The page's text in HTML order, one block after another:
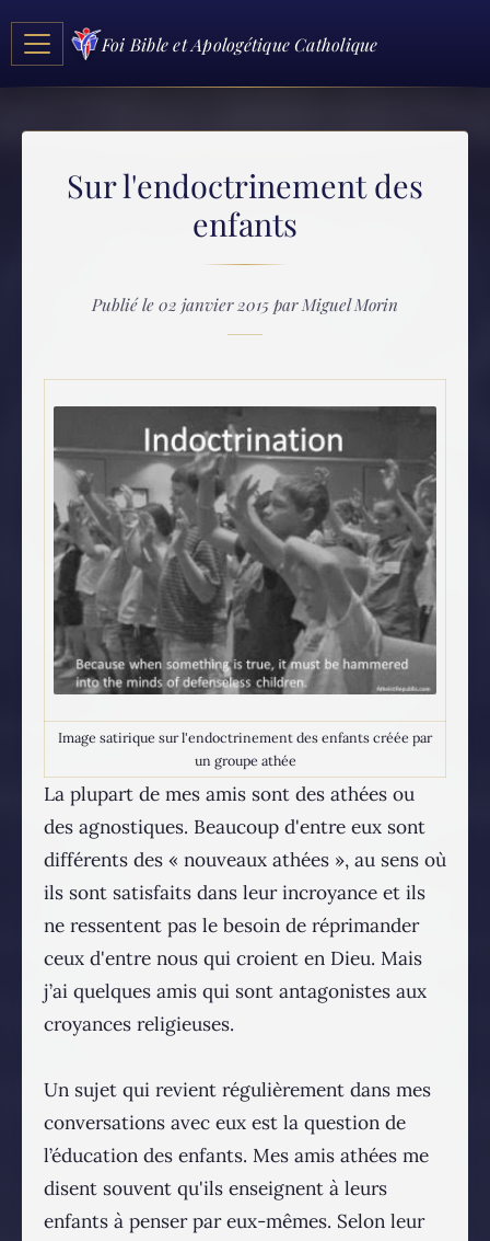
Foi Bible et Apologétique Catholique
Sur l'endoctrinement des
enfants
Publié le 02 janvier 2015 par Miguel Morin
Image satirique sur l'endoctrinement des enfants créée par
un groupe athée
La plupart de mes amis sont des athées ou
des agnostiques. Beaucoup d'entre eux sont
différents des « nouveaux athées », au sens où
ils sont satisfaits dans leur incroyance et ils
ne ressentent pas le besoin de réprimander
ceux d'entre nous qui croient en Dieu. Mais
j’ai quelques amis qui sont antagonistes aux
croyances religieuses.
Un sujet qui revient régulièrement dans mes
conversations avec eux est la question de
l’éducation des enfants. Mes amis athées me
disent souvent qu'ils enseignent à leurs
enfants à penser par eux-mêmes. Selon leur